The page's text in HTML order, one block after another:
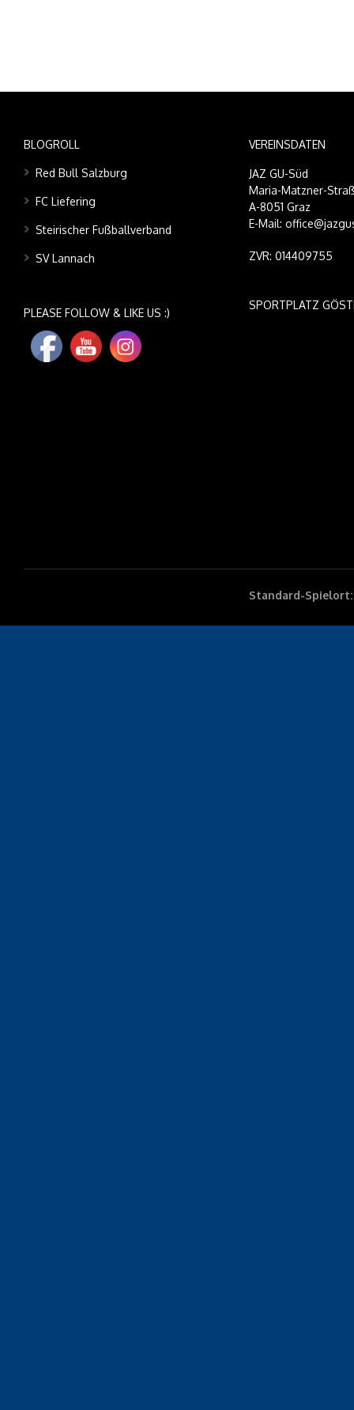
BLOGROLL
Red Bull Salzburg
FC Liefering
Steirischer Fußballverband
SV Lannach
PLEASE FOLLOW & LIKE US :)
VEREINSDATEN
JAZ GU-Süd
Maria-Matzner-
A-8051 Graz
E-Mail:
ZVR: 014409755
SPORTPLATZ
Standard-Spielort: